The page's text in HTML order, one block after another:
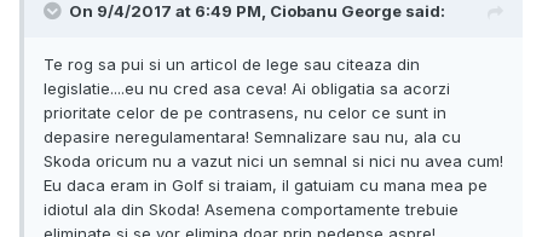
On 9/4/2017 at 6:49 PM, Ciobanu George said:
Te rog sa pui si un articol de lege sau citeaza din
legislatie....eu nu cred asa ceva! Ai obligatia sa acorzi
prioritate celor de pe contrasens, nu celor ce sunt in
depasire neregulamentara! Semnalizare sau nu, ala cu
Skoda oricum nu a vazut nici un semnal si nici nu avea cum!
Eu daca eram in Golf si traiam, il gatuiam cu mana mea pe
idiotul ala din Skoda! Asemena comportamente trebuie